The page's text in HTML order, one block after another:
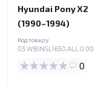
Hyundai Pony X2
(1990–1994)
Код товару:
03.WBINSL1650.ALL.0.00
0